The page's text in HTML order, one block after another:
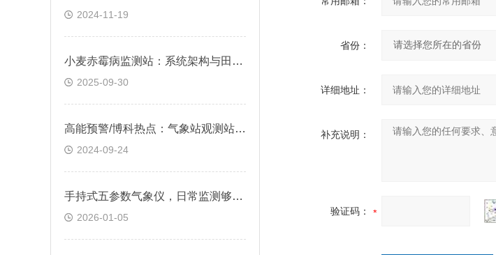
2024-11-19
小麦赤霉病监测站：系统架构与田间应用成效
2025-09-30
高能预警/博科热点：气象站观测站仪器​一款霜冻预警提前的超声波气象站
2024-09-24
手持式五参数气象仪，日常监测够用吗?
2026-01-05
省份：
详细地址：
补充说明：
验证码：